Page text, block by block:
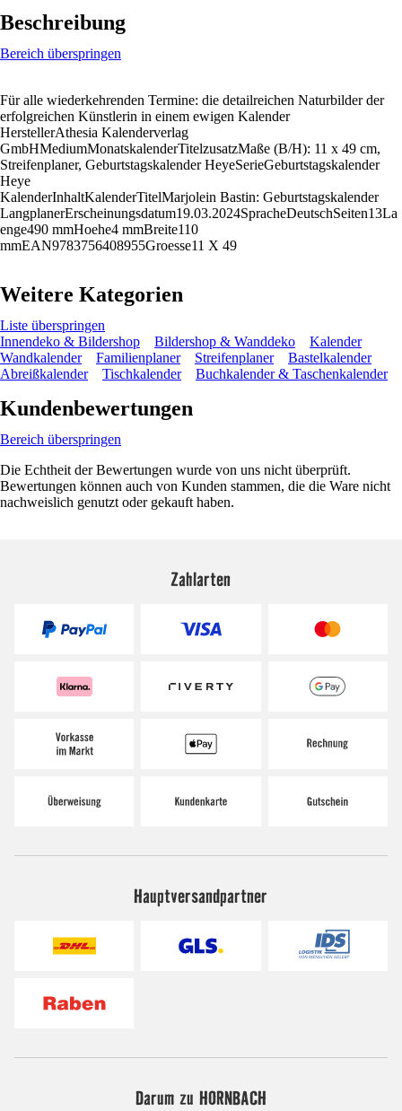
Beschreibung
Bereich überspringen
Für alle wiederkehrenden Termine: die detailreichen Naturbilder der
erfolgreichen Künstlerin in einem ewigen Kalender
HerstellerAthesia Kalenderverlag
GmbHMediumMonatskalenderTitelzusatzMaße (B/H): 11 x 49 cm,
Streifenplaner, Geburtstagskalender HeyeSerieGeburtstagskalender
Heye
KalenderInhaltKalenderTitelMarjolein Bastin: Geburtstagskalender
LangplanerErscheinungsdatum19.03.2024SpracheDeutschSeiten13La
enge490 mmHoehe4 mmBreite110
mmEAN9783756408955Groesse11 X 49
Weitere Kategorien
Liste überspringen
Innendeko & Bildershop
Bildershop & Wanddeko
Kalender
Wandkalender
Familienplaner Streifenplaner
Bastelkalender
Abreißkalender
Tischkalender Buchkalender & Taschenkalender
Kundenbewertungen
Bereich überspringen
Die Echtheit der Bewertungen wurde von uns nicht überprüft.
Bewertungen können auch von Kunden stammen, die die Ware nicht
nachweislich genutzt oder gekauft haben.
Zahlarten
Hauptversandpartner
Darum zu HORNBACH